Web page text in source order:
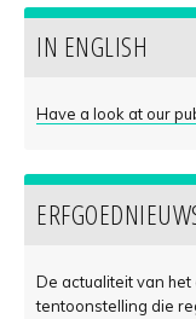
IN ENGLISH
Have a look at our
De actualiteit van
tentoonstelling die